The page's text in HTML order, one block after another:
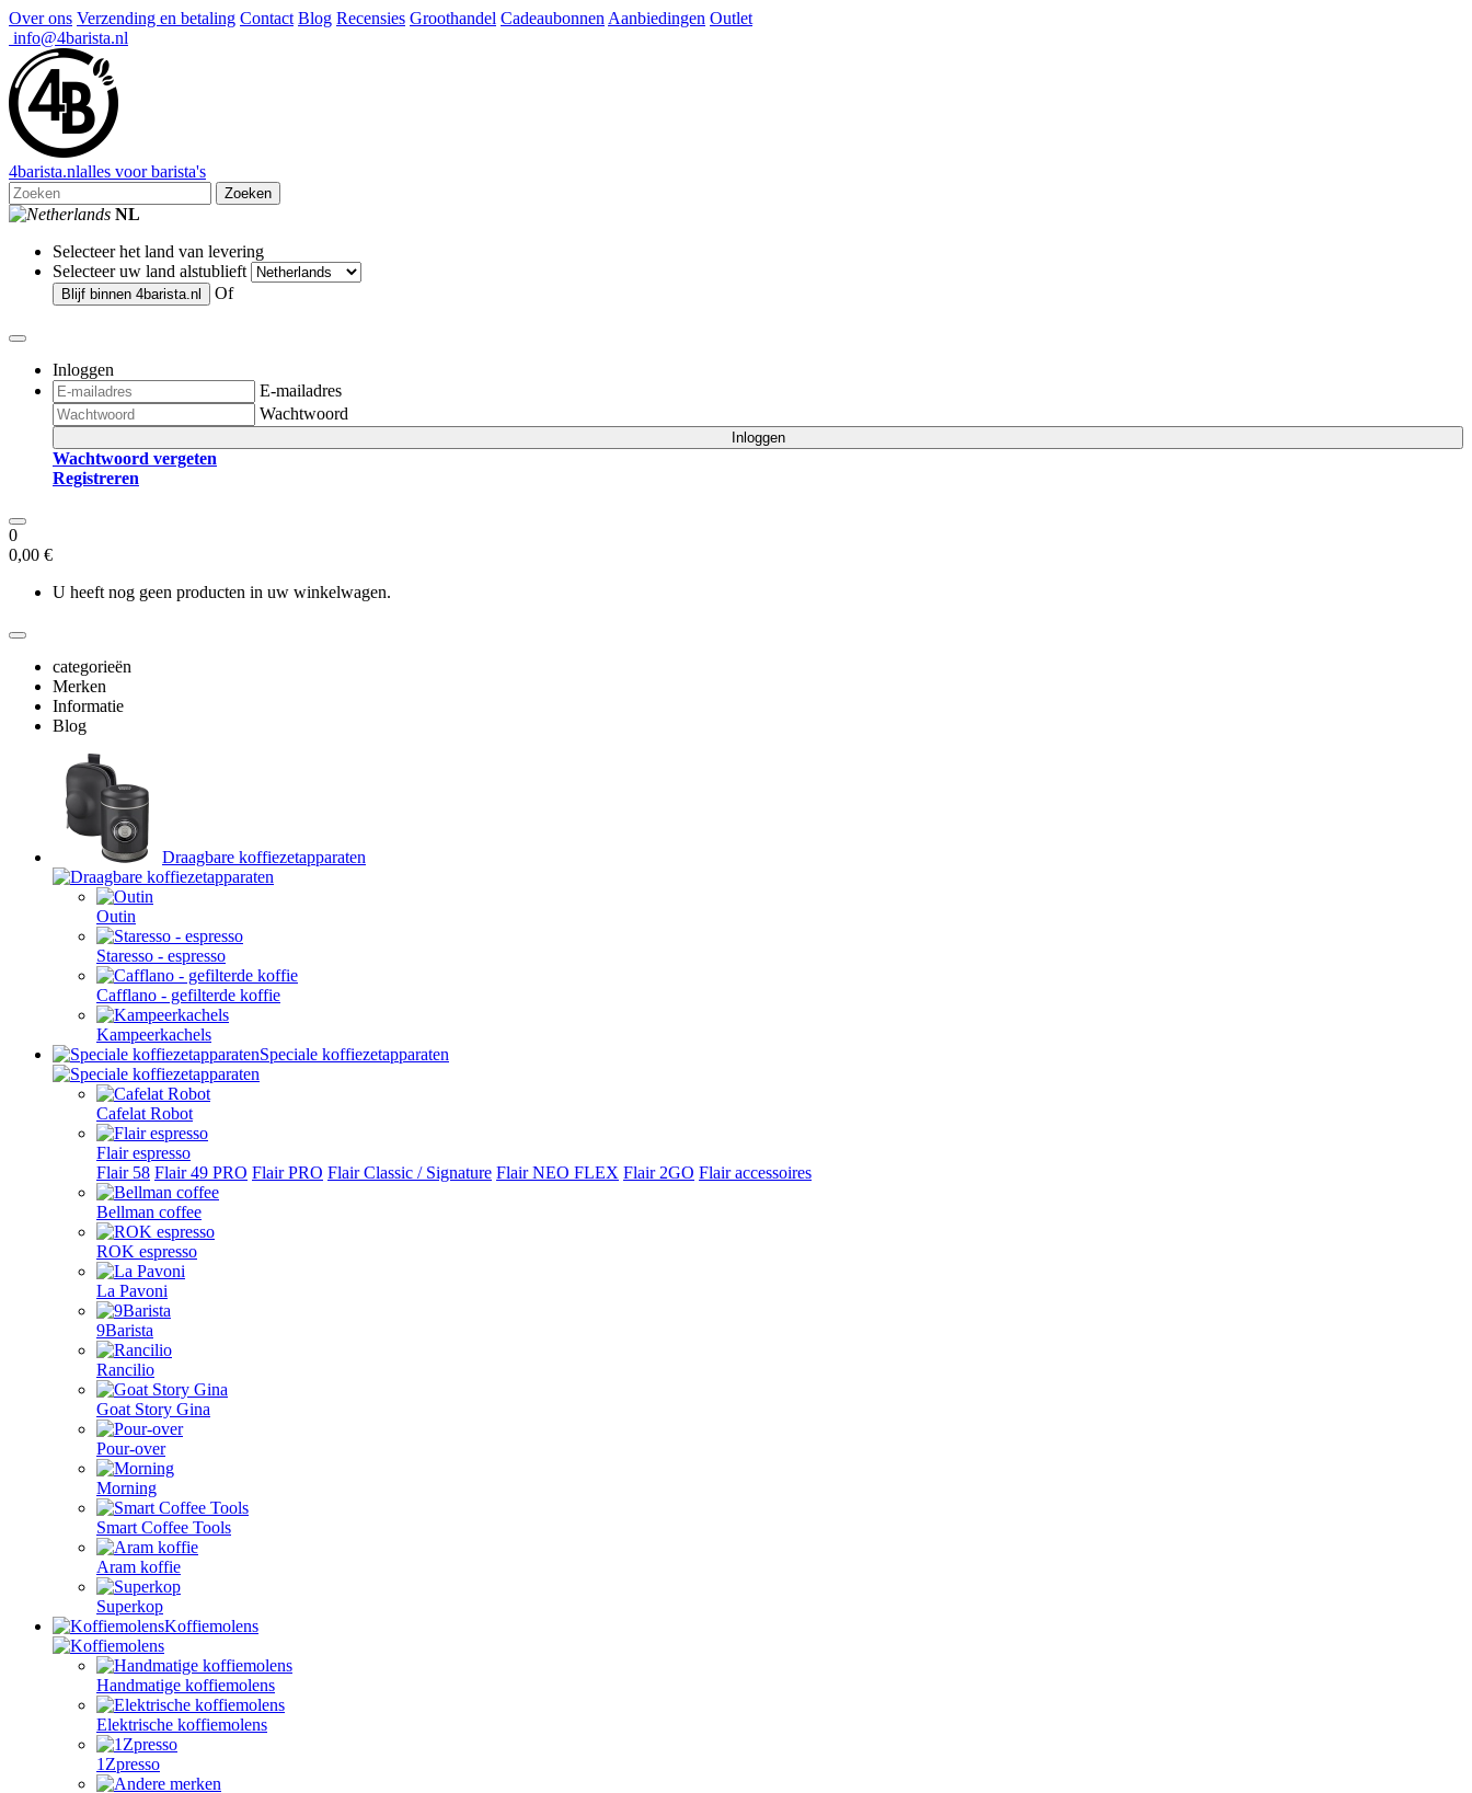
Over ons Verzending en betaling Contact Blog Recensies Groothandel Cadeaubonnen Aanbiedingen Outlet
info@4barista.nl
4barista.nlalles voor barista's
Zoeken
NL
Selecteer het land van levering
Selecteer uw land alstublieft
Blijf binnen 4barista.nl Of
Inloggen
E-mailadres
Wachtwoord
Inloggen
Wachtwoord vergeten
Registreren
0
0,00 €
U heeft nog geen producten in uw winkelwagen.
categorieën
Merken
Informatie
Blog
Draagbare koffiezetapparaten
Outin
Staresso - espresso
Cafflano - gefilterde koffie
Kampeerkachels
Speciale koffiezetapparaten
Cafelat Robot
Flair espresso
Flair 58 Flair 49 PRO Flair PRO Flair Classic / Signature Flair NEO FLEX Flair 2GO Flair accessoires
Bellman coffee
ROK espresso
La Pavoni
9Barista
Rancilio
Goat Story Gina
Pour-over
Morning
Smart Coffee Tools
Aram koffie
Superkop
Koffiemolens
Handmatige koffiemolens
Elektrische koffiemolens
1Zpresso